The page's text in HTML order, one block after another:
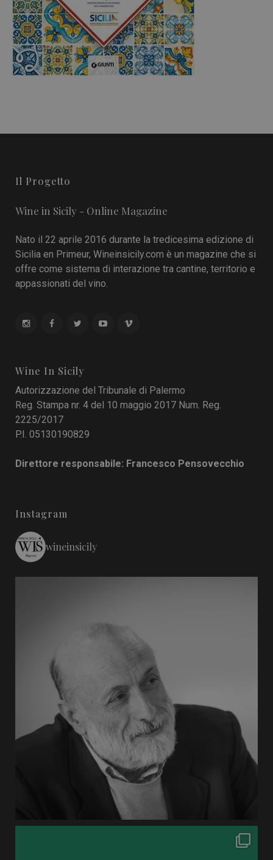
Il Progetto
Wine in Sicily - Online Magazine
Nato il 22 aprile 2016 durante la tredicesima edizione di
Sicilia en Primeur, Wineinsicily.com è un magazine che si
offre come sistema di interazione tra cantine, territorio e
appassionati del vino.
Wine In Sicily
Autorizzazione del Tribunale di Palermo
Reg. Stampa nr. 4 del 10 maggio 2017 Num. Reg.
2225/2017
P.I. 05130190829
Direttore responsabile: Francesco Pensovecchio
Instagram
wineinsicily